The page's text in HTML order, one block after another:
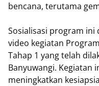
bencana, terutama
Sosialisasi program
video kegiatan
Tahap 1 yang telah
Banyuwangi. Kegiatan
meningkatkan